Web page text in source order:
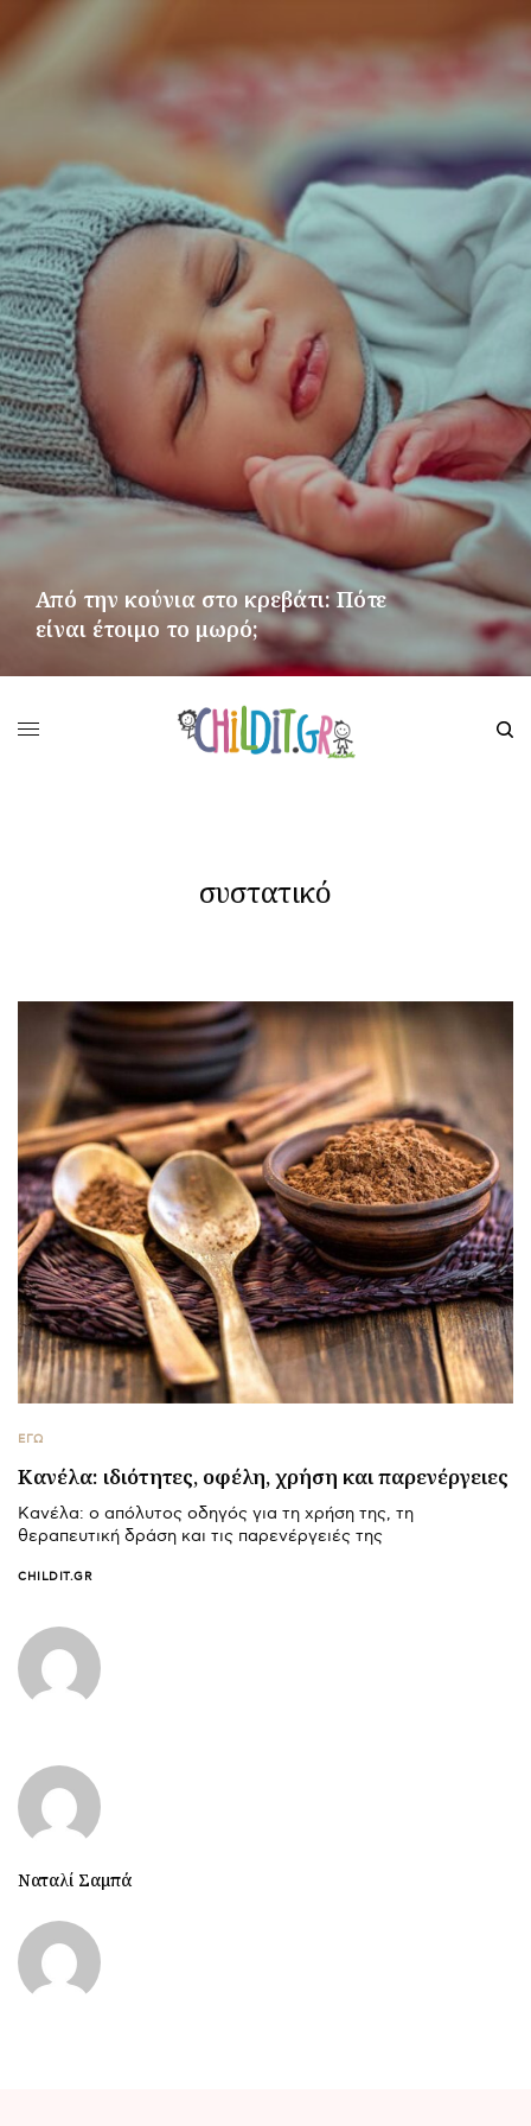
Από την κούνια στο κρεβάτι: Πότε
είναι έτοιμο το μωρό;
συστατικό
ΕΓΩ
Κανέλα: ιδιότητες, οφέλη, χρήση και παρενέργειες
Κανέλα: ο απόλυτος οδηγός για τη χρήση της, τη
θεραπευτική δράση και τις παρενέργειές της
CHILDIT.GR
Ναταλί Σαμπά